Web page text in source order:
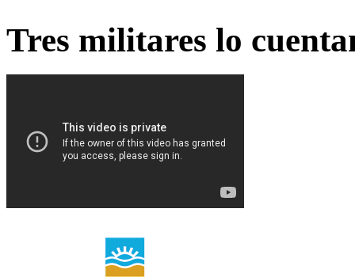
Tres militares lo